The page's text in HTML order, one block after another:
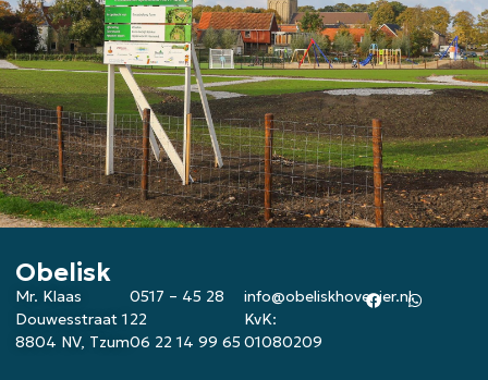
Obelisk
Mr. Klaas
Douwesstraat 1
8804 NV, Tzum
0517 – 45 28
22
06 22 14 99 65
info@obeliskhovenier.nl
KvK:
01080209